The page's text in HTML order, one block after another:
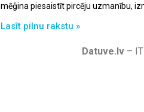
mēģina piesaistīt pircēju uzmanību,
Lasīt pilnu rakstu »
Datuve.lv –